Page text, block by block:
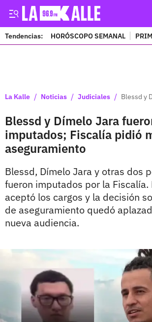
Tendencias: HORÓSCOPO SEMANAL
La Kalle / Noticias / Judiciales / Blessd y
Blessd y Dímelo Jara
imputados; Fiscalía pidió
aseguramiento
Blessd, Dímelo Jara y otras dos
fueron imputados por la Fiscalía.
aceptó los cargos y la decisión
de aseguramiento quedó
nueva audiencia.